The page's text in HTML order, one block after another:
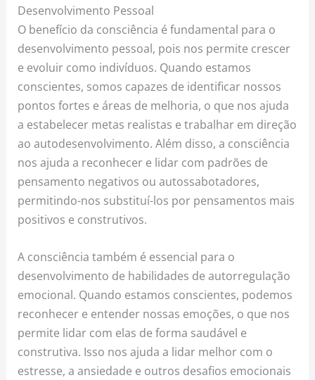
Desenvolvimento Pessoal
O benefício da consciência é fundamental para o
desenvolvimento pessoal, pois nos permite crescer
e evoluir como indivíduos. Quando estamos
conscientes, somos capazes de identificar nossos
pontos fortes e áreas de melhoria, o que nos ajuda
a estabelecer metas realistas e trabalhar em direção
ao autodesenvolvimento. Além disso, a consciência
nos ajuda a reconhecer e lidar com padrões de
pensamento negativos ou autossabotadores,
permitindo-nos substituí-los por pensamentos mais
positivos e construtivos.
A consciência também é essencial para o
desenvolvimento de habilidades de autorregulação
emocional. Quando estamos conscientes, podemos
reconhecer e entender nossas emoções, o que nos
permite lidar com elas de forma saudável e
construtiva. Isso nos ajuda a lidar melhor com o
estresse, a ansiedade e outros desafios emocionais